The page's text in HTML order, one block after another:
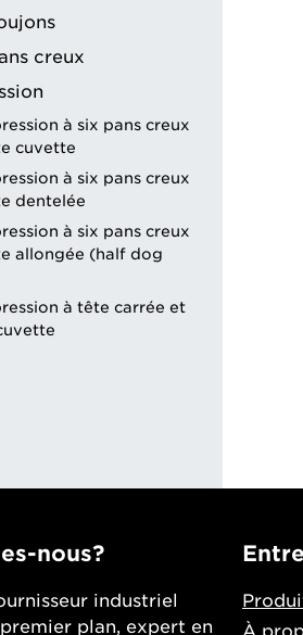
creux
à six pans creux
cuvette
à six pans creux
dentelée
à six pans creux
allongée (half dog
à tête carrée et
nous?
industriel
plan, expert en